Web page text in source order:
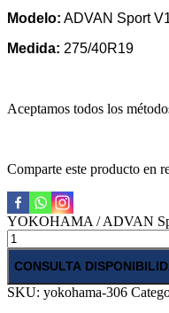
Modelo: ADVAN Sport
Medida: 275/40R19
Aceptamos todos los
Comparte este producto en
YOKOHAMA / ADVAN
CONSULTA
SKU: yokohama-306